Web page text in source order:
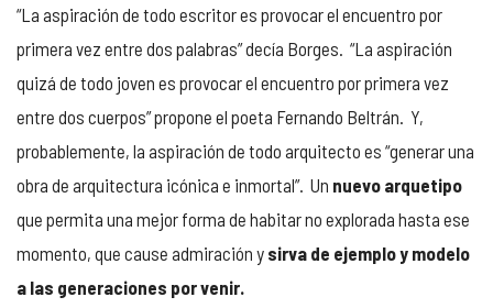
“La aspiración de todo escritor es provocar el encuentro por
primera vez entre dos palabras” decía Borges. “La aspiración
quizá de todo joven es provocar el encuentro por primera vez
entre dos cuerpos” propone el poeta Fernando Beltrán. Y,
probablemente, la aspiración de todo arquitecto es “generar una
obra de arquitectura icónica e inmortal”. Un nuevo arquetipo
que permita una mejor forma de habitar no explorada hasta ese
momento, que cause admiración y sirva de ejemplo y modelo
a las generaciones por venir.